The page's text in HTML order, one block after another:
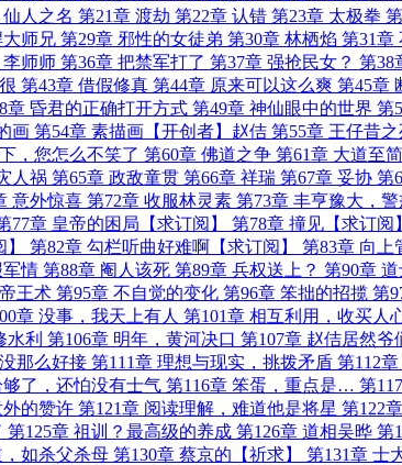
人之名 第21章 渡劫 第22章 认错 第23章 太极拳
大师兄 第29章 邪性的女徒弟 第30章 林栖焰 第31章
李师师 第36章 把禁军打了 第37章 强抢民女？ 第38
第43章 借假修真 第44章 原来可以这么爽 第45章
章 昏君的正确打开方式 第49章 神仙眼中的世界 第
画 第54章 素描画【开创者】赵佶 第55章 王仔昔
，您怎么不笑了 第60章 佛道之争 第61章 大道至
人祸 第65章 政敌童贯 第66章 祥瑞 第67章 妥协 第
意外惊喜 第72章 收服林灵素 第73章 丰亨豫大，
77章 皇帝的困局【求订阅】 第78章 撞见【求订阅】
第82章 勾栏听曲好难啊【求订阅】
第83章 向上
军情 第88章 阉人该死 第89章 兵权送上？ 第90章
王术 第95章 不自觉的变化 第96章 笨拙的招揽 第
章 没事，我天上有人 第101章 相互利用，收买人
水利 第106章 明年，黄河决口 第107章 赵佶居然爷
那么好接 第111章 理想与现实，挑拨矛盾 第112
够了，还怕没有士气 第116章 笨蛋，重点是… 第
外的赞许 第121章 阅读理解，难道他是将星 第122
第125章 祖训？最高级的养成 第126章 道相吴晔 第
如杀父杀母 第130章 蔡京的【祈求】
第131章 士